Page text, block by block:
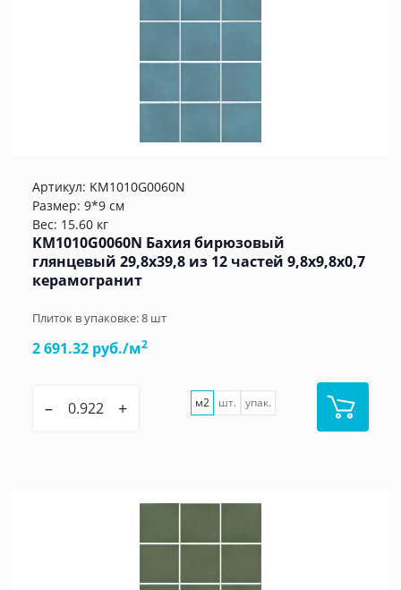
Артикул: KM1010G0060N
Размер: 9*9 см
Вес: 15.60 кг
KM1010G0060N Бахия бирюзовый
глянцевый 29,8х39,8 из 12 частей 9,8x9,8x0,7
керамогранит
Плиток в упаковке:8 шт
2 691.32 руб./м2
– + м2 шт. упак.